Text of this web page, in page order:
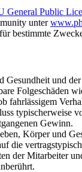
General Public
unter
bestimmte
und
Folgeschäden
fahrlässigem
typischerweise
Gewinn.
Körper und
die
der Mitarbeiter